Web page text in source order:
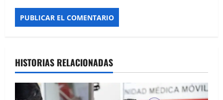
HISTORIAS RELACIONADAS